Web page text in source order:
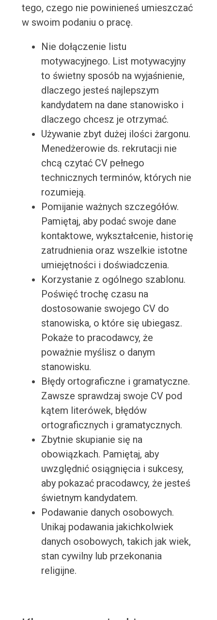
tego, czego nie powinieneś umieszczać
w swoim podaniu o pracę.
Nie dołączenie listu
motywacyjnego. List motywacyjny
to świetny sposób na wyjaśnienie,
dlaczego jesteś najlepszym
kandydatem na dane stanowisko i
dlaczego chcesz je otrzymać.
Używanie zbyt dużej ilości żargonu.
Menedżerowie ds. rekrutacji nie
chcą czytać CV pełnego
technicznych terminów, których nie
rozumieją.
Pomijanie ważnych szczegółów.
Pamiętaj, aby podać swoje dane
kontaktowe, wykształcenie, historię
zatrudnienia oraz wszelkie istotne
umiejętności i doświadczenia.
Korzystanie z ogólnego szablonu.
Poświęć trochę czasu na
dostosowanie swojego CV do
stanowiska, o które się ubiegasz.
Pokaże to pracodawcy, że
poważnie myślisz o danym
stanowisku.
Błędy ortograficzne i gramatyczne.
Zawsze sprawdzaj swoje CV pod
kątem literówek, błędów
ortograficznych i gramatycznych.
Zbytnie skupianie się na
obowiązkach. Pamiętaj, aby
uwzględnić osiągnięcia i sukcesy,
aby pokazać pracodawcy, że jesteś
świetnym kandydatem.
Podawanie danych osobowych.
Unikaj podawania jakichkolwiek
danych osobowych, takich jak wiek,
stan cywilny lub przekonania
religijne.